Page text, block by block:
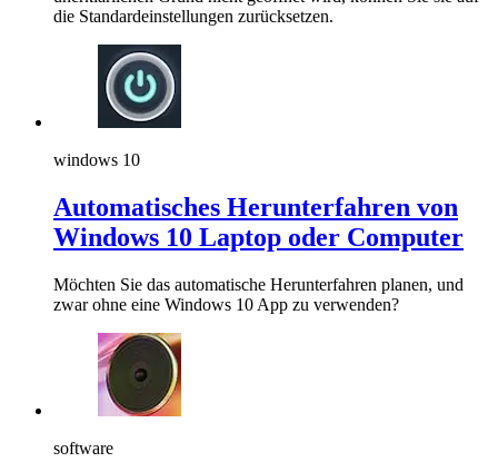
die Standardeinstellungen zurücksetzen.
windows 10
Automatisches Herunterfahren von
Windows 10 Laptop oder Computer
Möchten Sie das automatische Herunterfahren planen, und
zwar ohne eine Windows 10 App zu verwenden?
software